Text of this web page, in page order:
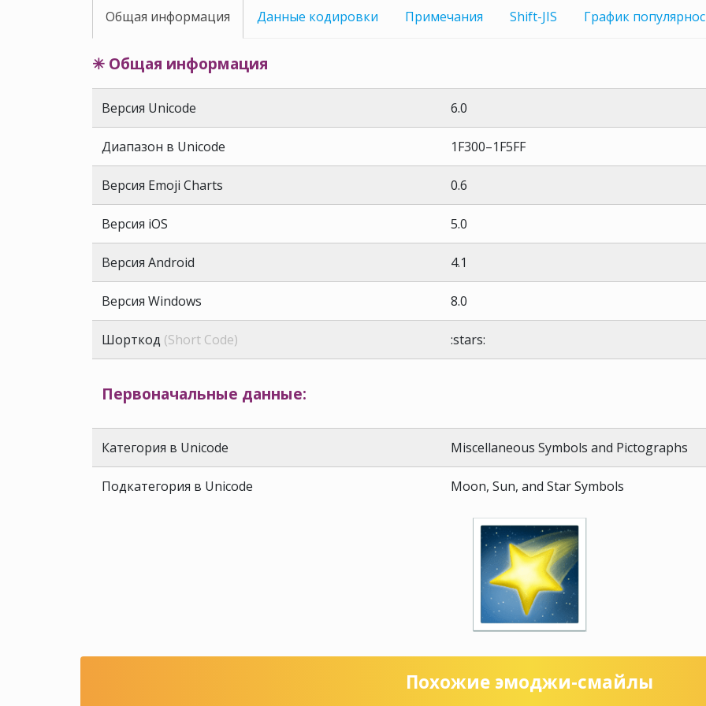
Общая информация Данные кодировки Примечания Shift-JIS График
✳ Общая информация
Версия Unicode 6.0
Диапазон в Unicode 1F300–1F5FF
Версия Emoji Charts 0.6
Версия iOS 5.0
Версия Android 4.1
Версия Windows 8.0
Шорткод (Short Code) :stars:
Первоначальные данные:
Категория в Unicode Miscellaneous Symbols and Pictographs
Подкатегория в Unicode Moon, Sun, and Star Symbols
Похожие эмоджи-смайлы